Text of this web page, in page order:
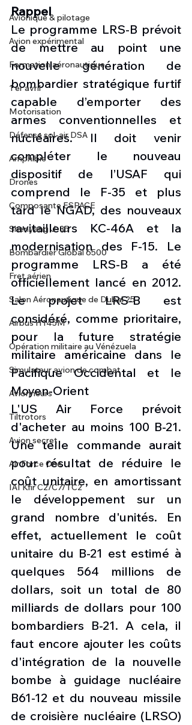
Avionique & pilotage
Avion expérimental
Formation aéronautique
1 er avril
Motorisation
Défense sol-air DSA
Amphibie
Drones
Composante ESPACE
Shenyang J-35
Bombardier Global 6500
Fret aérien
Salon Aéronautique de Dubaï 25
Airbus H145M
Opération militaire au Vénézuela
Simulateur avion de combat
Avionneurs
Tiltrotors
Avion secret
Air Force One
IAI Kfir C2/C7/TC2
Rappel
Le programme LRS-B prévoit
de mettre au point une
nouvelle génération de
bombardier stratégique furtif
capable d’emporter des
armes conventionnelles et
nucléaires. Il doit venir
compléter le nouveau
dispositif de l’USAF qui
comprend le F-35 et plus
tard le NGAD, des nouveaux
ravitailleurs KC-46A et la
modernisation des F-15. Le
programme LRS-B a été
officiellement lancé en 2012.
Le projet LRS-B est
considéré, comme prioritaire,
pour la future stratégie
militaire américaine dans le
Pacifique Occidental et le
Moyen-Orient
L'US Air Force prévoit
d'acheter au moins 100 B-21.
Une telle commande aurait
pour résultat de réduire le
coût unitaire, en amortissant
le développement sur un
grand nombre d'unités. En
effet, actuellement le coût
unitaire du B-21 est estimé à
quelques 564 millions de
dollars, soit un total de 80
milliards de dollars pour 100
bombardiers B-21. A cela, il
faut encore ajouter les coûts
d'intégration de la nouvelle
bombe à guidage nucléaire
B61-12 et du nouveau missile
de croisière nucléaire (LRSO)